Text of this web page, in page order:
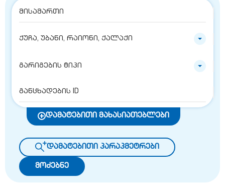
ქუჩა, უბანი, რაიონი, ქალაქი
გარიგების ტიპი
დამატებითი მახასიათებლები
დამატებითი პარაპმეტრები
მოძებნე